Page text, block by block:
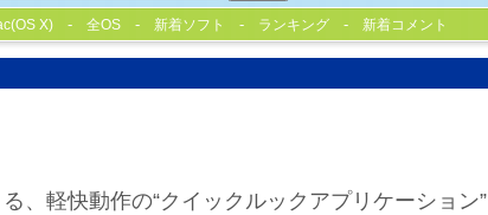
X) 全OS 新着ソフト ランキング 新着コメント
、軽快動作の“クイックルックアプリケーション”